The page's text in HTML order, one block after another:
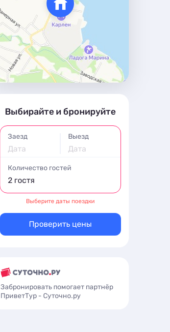
Выбирайте и бронируйте
Заезд
Дата
Выезд
Дата
Количество гостей
2 гостя
Выберите даты поездки
Проверить цены
Забронировать помогает партнёр
ПриветТур - Суточно.ру